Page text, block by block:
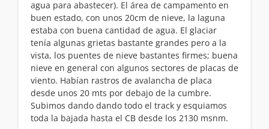
agua para abastecer). El área de campamento en
buen estado, con unos 20cm de nieve, la laguna
estaba con buena cantidad de agua. El glaciar
tenía algunas grietas bastante grandes pero a la
vista, los puentes de nieve bastantes firmes; buena
nieve en general con algunos sectores de placas de
viento. Habían rastros de avalancha de placa
desde unos 20 mts por debajo de la cumbre.
Subimos dando dando todo el track y esquiamos
toda la bajada hasta el CB desde los 2130 msnm.